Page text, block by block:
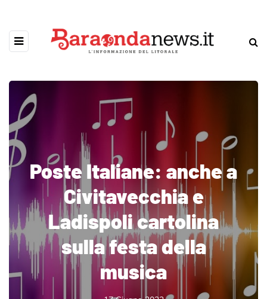
Poste Italiane: anche a
Civitavecchia e
Ladispoli cartolina
sulla festa della
musica